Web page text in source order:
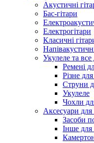
Акустичні
Бас-гітари
Електрогітари
Класичні
Укулеле та все
Ремені
Різне
Струни
Укулеле
Чохли
Аксесуари для
Засоби
Інше для